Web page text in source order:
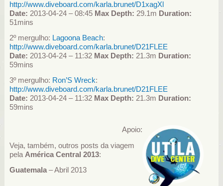
http://www.diveboard.com/karla.brunet/D1xagXl
Date: 2013-04-24 – 08:45 Max Depth: 29.1m Duration:
51mins
2º mergulho: Lagoona Beach:
http://www.diveboard.com/karla.brunet/D21FLEE
Date: 2013-04-24 – 11:32 Max Depth: 21.3m Duration:
59mins
3º mergulho: Ron’S Wreck:
http://www.diveboard.com/karla.brunet/D21FLEE
Date: 2013-04-24 – 11:32 Max Depth: 21.3m Duration:
59mins
Apoio:
Veja, também, outros posts da viagem
pela América Central 2013:
Guatemala– Abril 2013